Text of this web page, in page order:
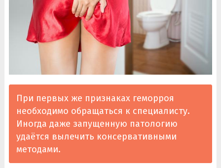
При первых же признаках геморроя
необходимо обращаться к специалисту.
Иногда даже запущенную патологию
удаётся вылечить консервативными
методами.